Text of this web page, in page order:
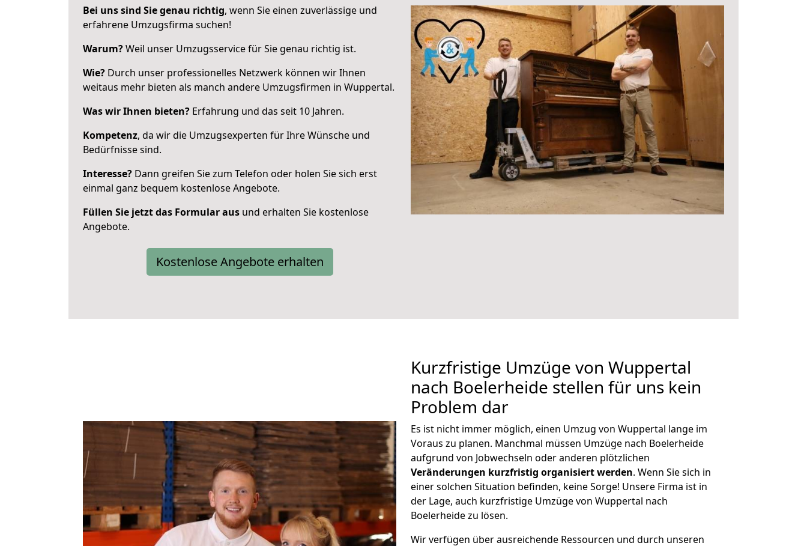
Bei uns sind Sie genau richtig, wenn Sie einen zuverlässige und
erfahrene Umzugsfirma suchen!
Warum?Weil unser Umzugsservice für Sie genau richtig ist.
Wie? Durch unser professionelles Netzwerk können wir Ihnen
weitaus mehr bieten als manch andere Umzugsfirmen in Wuppertal.
Was wir Ihnen bieten? Erfahrung und das seit 10 Jahren.
Kompetenz, da wir die Umzugsexperten für Ihre Wünsche und
Bedürfnisse sind.
Interesse? Dann greifen Sie zum Telefon oder holen Sie sich erst
einmal ganz bequem kostenlose Angebote.
Füllen Sie jetzt das Formular aus und erhalten Sie kostenlose
Angebote.
Kostenlose Angebote erhalten
Kurzfristige Umzüge von Wuppertal
nach Boelerheide stellen für uns kein
Problem dar
Es ist nicht immer möglich, einen Umzug von Wuppertal lange im
Voraus zu planen. Manchmal müssen Umzüge nach Boelerheide
aufgrund von Jobwechseln oder anderen plötzlichen
Veränderungen kurzfristig organisiert werden. Wenn Sie sich in
einer solchen Situation befinden, keine Sorge! Unsere Firma ist in
der Lage, auch kurzfristige Umzüge von Wuppertal nach
Boelerheide zu lösen.
Wir verfügen über ausreichende Ressourcen und durch unseren